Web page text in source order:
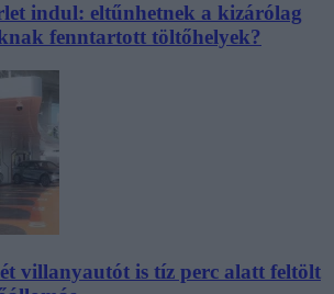
indul: eltűnhetnek a kizárólag
fenntartott töltőhelyek?
villanyautót is tíz perc alatt feltölt